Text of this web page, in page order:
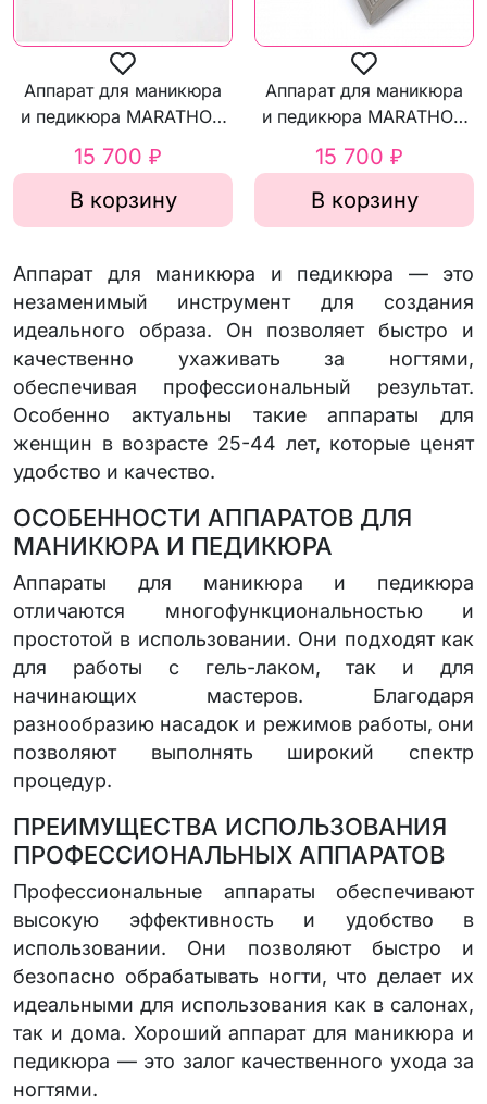
Аппарат для маникюра
и педикюра MARATHON
45Вт
15 700 ₽
В корзину
Аппарат для маникюра
и педикюра MARATHON
15 700 ₽
В корзину
Аппарат для маникюра и педикюра — это
незаменимый инструмент для создания
идеального образа. Он позволяет быстро и
качественно ухаживать за ногтями,
обеспечивая профессиональный результат.
Особенно актуальны такие аппараты для
женщин в возрасте 25-44 лет, которые ценят
удобство и качество.
ОСОБЕННОСТИ АППАРАТОВ ДЛЯ
МАНИКЮРА И ПЕДИКЮРА
Аппараты для маникюра и педикюра
отличаются многофункциональностью и
простотой в использовании. Они подходят как
для работы с гель-лаком, так и для
начинающих мастеров. Благодаря
разнообразию насадок и режимов работы, они
позволяют выполнять широкий спектр
процедур.
ПРЕИМУЩЕСТВА ИСПОЛЬЗОВАНИЯ
ПРОФЕССИОНАЛЬНЫХ АППАРАТОВ
Профессиональные аппараты обеспечивают
высокую эффективность и удобство в
использовании. Они позволяют быстро и
безопасно обрабатывать ногти, что делает их
идеальными для использования как в салонах,
так и дома. Хороший аппарат для маникюра и
педикюра — это залог качественного ухода за
ногтями.